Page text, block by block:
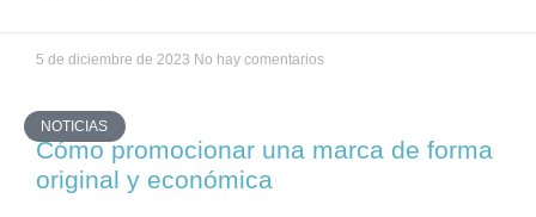
5 de diciembre de 2023 No hay comentarios
NOTICIAS
Cómo promocionar una marca de forma
original y económica